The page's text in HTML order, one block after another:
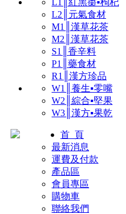
L1║紅黑棗▪枸杞
L2║元氣食材
M1║漢草花茶
M2║漢草花茶
S1║香辛料
P1║藥食材
R1║漢方珍品
W1║養生▪零嘴
W2║綜合▪堅果
W3║漢方▪果乾
首 頁
最新消息
運費及付款
產品區
會員專區
購物車
聯絡我們